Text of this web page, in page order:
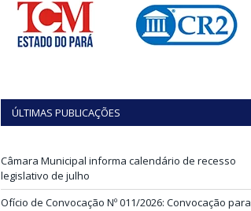
ÚLTIMAS PUBLICAÇÕES
Câmara Municipal informa calendário de recesso
legislativo de julho
Ofício de Convocação Nº 011/2026: Convocação para